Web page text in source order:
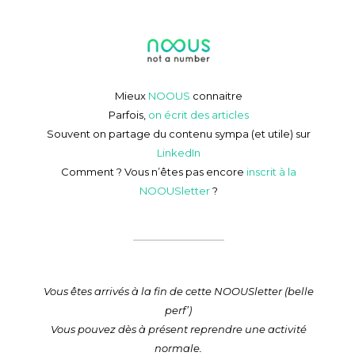
Mieux NOOUS connaitre
Parfois, on écrit des articles
Souvent on partage du contenu sympa (et utile) sur
LinkedIn
Comment ? Vous n’êtes pas encore inscrit à la
NOOUSletter?
Vous êtes arrivés à la fin de cette NOOUSletter (belle
perf’)
Vous pouvez dès à présent reprendre une activité
normale.